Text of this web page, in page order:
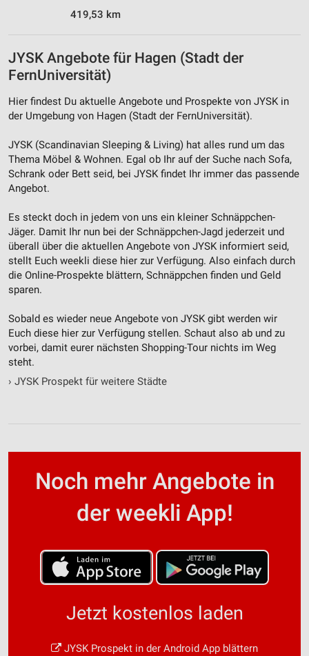
419,53 km
JYSK Angebote für Hagen (Stadt der
FernUniversität)
Hier findest Du aktuelle Angebote und Prospekte von JYSK in
der Umgebung von Hagen (Stadt der FernUniversität).
JYSK (Scandinavian Sleeping & Living) hat alles rund um das
Thema Möbel & Wohnen. Egal ob Ihr auf der Suche nach Sofa,
Schrank oder Bett seid, bei JYSK findet Ihr immer das passende
Angebot.
Es steckt doch in jedem von uns ein kleiner Schnäppchen-
Jäger. Damit Ihr nun bei der Schnäppchen-Jagd jederzeit und
überall über die aktuellen Angebote von JYSK informiert seid,
stellt Euch weekli diese hier zur Verfügung. Also einfach durch
die Online-Prospekte blättern, Schnäppchen finden und Geld
sparen.
Sobald es wieder neue Angebote von JYSK gibt werden wir
Euch diese hier zur Verfügung stellen. Schaut also ab und zu
vorbei, damit eurer nächsten Shopping-Tour nichts im Weg
steht.
› JYSK Prospekt für weitere Städte
Noch mehr Angebote in
der weekli App!
Jetzt kostenlos laden
JYSK Prospekt in der Android App blättern